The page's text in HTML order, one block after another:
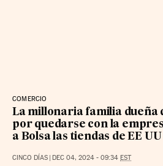
COMERCIO
La millonaria familia dueña
por quedarse con la
a Bolsa las tiendas de EE UU
CINCO DÍAS | DEC 04, 2024 - 09:34 EST